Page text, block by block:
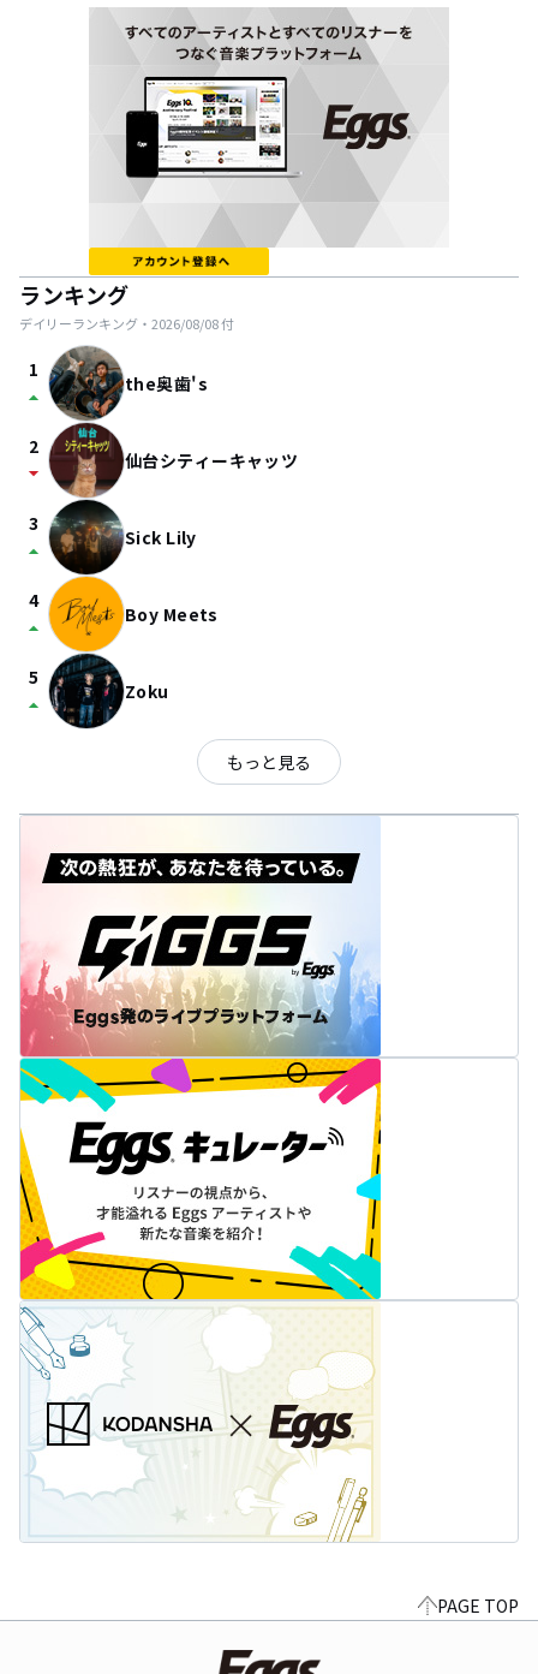
ランキング
デイリーランキング・ 2026/08/08付
1
arrow_drop_up the奥歯's
2
arrow_drop_down 仙台シティーキャッツ
3
arrow_drop_up Sick Lily
4
arrow_drop_up Boy Meets
5
arrow_drop_up Zoku
もっと見る
PAGE TOP